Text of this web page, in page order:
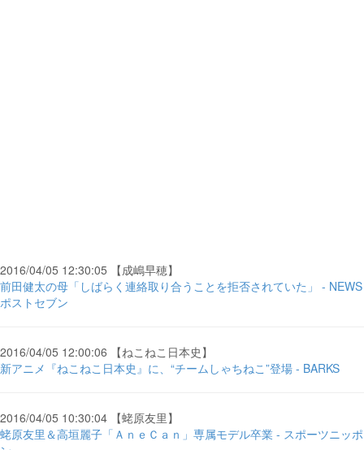
2016/04/05 12:30:05 【成嶋早穂】
前田健太の母「しばらく連絡取り合うことを拒否されていた」 - NEWS
ポストセブン
2016/04/05 12:00:06 【ねこねこ日本史】
新アニメ『ねこねこ日本史』に、“チームしゃちねこ”登場 - BARKS
2016/04/05 10:30:04 【蛯原友里】
蛯原友里＆高垣麗子「ＡｎｅＣａｎ」専属モデル卒業 - スポーツニッポ